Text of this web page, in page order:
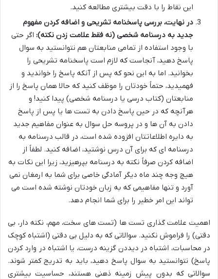
این نقاط را با دقت بیشتری مطالعه کنید.
در نهایت، بررسی پاسخنامه تشریحی و اضافه کردن مفهوم
جدید به درسنامه شخصی (نه فقط علامت زدن نکته): اگر حتی
با وجود استفاده از تمامی منابعتان هم نتوانستید به سوال
پاسخ دهید، آنجاست که لازم است پاسخنامه تشریحی را
بخوانید. اما به این نحو که پس از آنکه پاسخ را خواندید و
فهمیدید، حتماً خودتان را موظف کنید که حالا همان پاسخ را از
منابعتان (کتاب درسی یا درسنامه شخصی) پیدا کنید! و
هرآنچه که در حین پاسخ دادن به تست ها یا پس از پاسخ
دادن به آن ها و در پروسه حل سوال به عنوان مفاهیم جدید
به دایره اطلاعاتتان افزوده شده است، در قالب درسنامه به
درسنامه ای که برای آن درس نوشتید، اضافه کنید. لطفاً از
اضافه کردن صرفاً نکته به درسنامه بپرهیزید، زیرا این نکات به
هیچ وجه چند ماه دیگر آمادگی خاصی برای شما به ارمغان نمی
آورد و تنها مفاهیمی که به زبان خودتان نوشته شده است می
تواند این امر خطیر را برای شما انجام دهد.
اهمیت علامت گذاری تست ها (تست های سخت، مهم، نکته دار، بی
دقتی) را فراموش نکنید. سوالاتی که به دلیل بی دقتی (اشتباه کوچک
در محاسبات، اشتباه در دیددن گزینه درست، یا اشتباه در وارد کردن
پاسخ) نتوانستید به سوال پاسخ دهید، باید به تدریج کمتر شوند.
سوالاتی که بدون پیش زمینه ذهنی هستند، حساسیت بیشتری